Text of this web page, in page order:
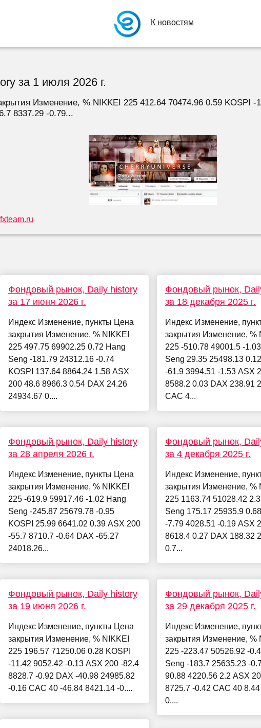
К новостям
за 1 июля 2026 г.
Изменение, % NIKKEI 225 412.64 70474.96 0.59 KOSPI -
8337.29 -0.79...
Фондовый рынок, Daily history
за 17 июня 2026 г.
Индекс Изменение, пункты Цена
закрытия Изменение, % NIKKEI
225 497.75 69902.25 0.72 Hang
Seng -181.79 24312.16 -0.74
KOSPI 137.64 8864.24 1.58 ASX
200 48.6 8966.3 0.54 DAX 24.26
24934.67 0....
Фондовый рынок, Daily history
за 28 апреля 2026 г.
Индекс Изменение, пункты Цена
закрытия Изменение, % NIKKEI
225 -619.9 59917.46 -1.02 Hang
Seng -245.87 25679.78 -0.95
KOSPI 25.99 6641.02 0.39 ASX 200
-55.7 8710.7 -0.64 DAX -65.27
24018.26...
Фондовый рынок, Daily history
за 19 июня 2026 г.
Индекс Изменение, пункты Цена
закрытия Изменение, % NIKKEI
225 196.57 71250.06 0.28 KOSPI
-11.42 9052.42 -0.13 ASX 200 -82.4
8828.7 -0.92 DAX -40.98 24985.82
-0.16 CAC 40 -46.84 8421.14 -0....
Фондовый рынок,
за 18 декабря 2025 г.
Индекс Изменение,
закрытия Изменение, %
225 -510.78 49001.5 -
Seng 29.35 25498.13
-61.9 3994.51 -1.53 ASX
8588.2 0.03 DAX 238.91
CAC 4...
Фондовый рынок,
за 4 декабря 2025 г.
Индекс Изменение,
закрытия Изменение, %
225 1163.74 51028.42
Seng 175.17 25935.9
-7.79 4028.51 -0.19 ASX
8618.4 0.27 DAX 188.32
0.7...
Фондовый рынок,
за 29 декабря 2025 г.
Индекс Изменение,
закрытия Изменение, %
225 -223.47 50526.92 -
Seng -183.7 25635.23 -
90.88 4220.56 2.2 ASX
8725.7 -0.42 CAC 40
0....